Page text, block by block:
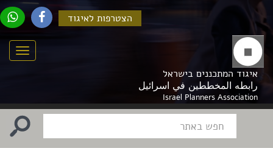
הצטרפות לאיגוד
איגוד המתכננים בישראל
رابطه المخططين في اسرائيل
Israel Planners Association